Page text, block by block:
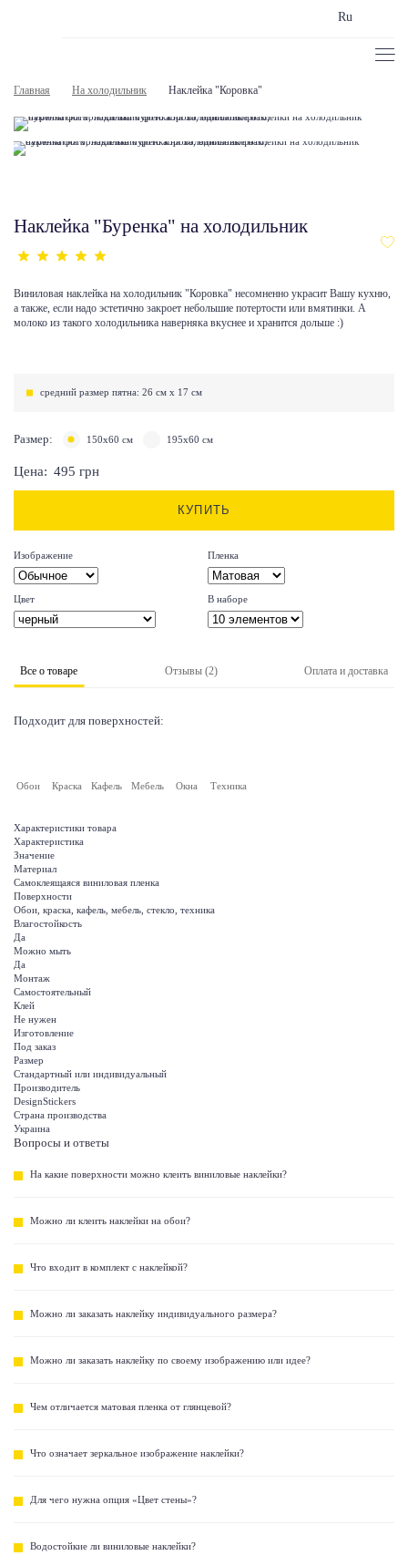
Ru
Главная На холодильник Наклейка "Коровка"
Наклейка "Буренка" на холодильник
Виниловая наклейка на холодильник "Коровка" несомненно украсит Вашу кухню,
а также, если надо эстетично закроет небольшие потертости или вмятинки. А
молоко из такого холодильника наверняка вкуснее и хранится дольше :)
средний размер пятна: 26 см х 17 см
Размер: 150х60 см 195х60 см
Цена: 495 грн
КУПИТЬ
Изображение Пленка
Цвет В наборе
Все о товаре Отзывы (2) Оплата и доставка
Подходит для поверхностей:
Обои Краска Кафель Мебель Окна Техника
Характеристики товара
Характеристика
Значение
Материал
Самоклеящаяся виниловая пленка
Поверхности
Обои, краска, кафель, мебель, стекло, техника
Влагостойкость
Да
Можно мыть
Да
Монтаж
Самостоятельный
Клей
Не нужен
Изготовление
Под заказ
Размер
Стандартный или индивидуальный
Производитель
DesignStickers
Страна производства
Украина
Вопросы и ответы
На какие поверхности можно клеить виниловые наклейки?
Можно ли клеить наклейки на обои?
Что входит в комплект с наклейкой?
Можно ли заказать наклейку индивидуального размера?
Можно ли заказать наклейку по своему изображению или идее?
Чем отличается матовая пленка от глянцевой?
Что означает зеркальное изображение наклейки?
Для чего нужна опция «Цвет стены»?
Водостойкие ли виниловые наклейки?